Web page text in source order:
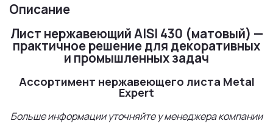
Описание
Лист нержавеющий AISI 430 (матовый) —
практичное решение для декоративных
и промышленных задач
Ассортимент нержавеющего листа Metal
Expert
Больше информации уточняйте у менеджера компании